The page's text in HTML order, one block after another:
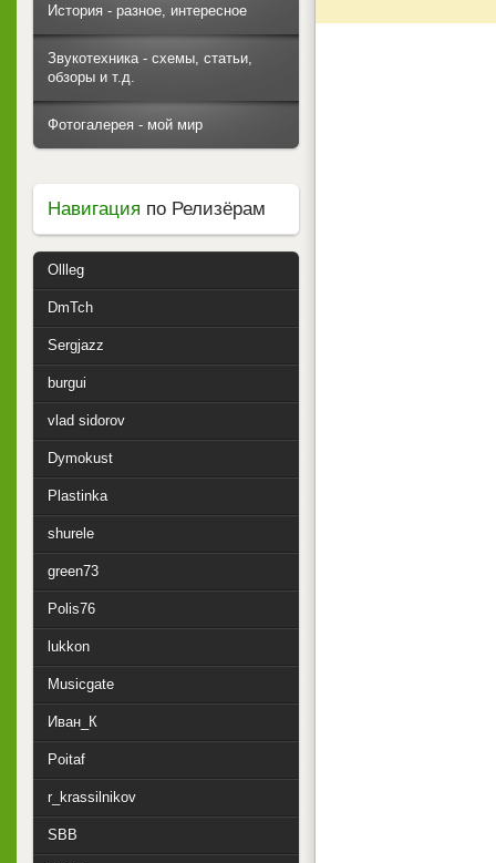
История - разное, интересное
Звукотехника - схемы, статьи,
обзоры и т.д.
Фотогалерея - мой мир
Навигация по Релизёрам
Ollleg
DmTch
Sergjazz
burgui
vlad sidorov
Dymokust
Plastinka
shurele
green73
Polis76
lukkon
Musicgate
Иван_К
Poitaf
r_krassilnikov
SBB